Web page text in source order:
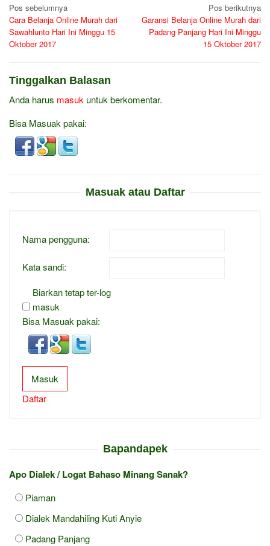
Navigasi
pos
Pos sebelumnya
Cara Belanja Online Murah dari
Sawahlunto Hari Ini Minggu 15
Oktober 2017
Pos berikutnya
Garansi Belanja Online Murah dari
Padang Panjang Hari Ini Minggu
15 Oktober 2017
Tinggalkan Balasan
Anda harus masuk untuk berkomentar.
Bisa Masuak pakai:
Masuak atau Daftar
Nama pengguna:
Kata sandi:
Biarkan tetap ter-log
masuk
Bisa Masuak pakai:
Masuk
Daftar
Bapandapek
Apo Dialek / Logat Bahaso Minang Sanak?
Piaman
Dialek Mandahiling Kuti Anyie
Padang Panjang